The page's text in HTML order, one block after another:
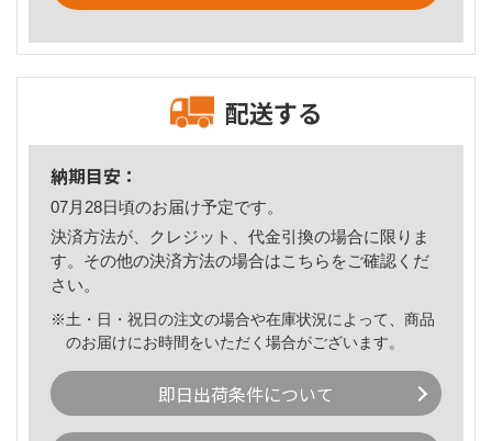
配送する
納期目安：
07月28日頃のお届け予定です。
決済方法が、クレジット、代金引換の場合に限りま
す。その他の決済方法の場合はこちら をご確認くだ
さい。
※土・日・祝日の注文の場合や在庫状況によって、商品
のお届けにお時間をいただく場合がございます。
即日出荷条件について